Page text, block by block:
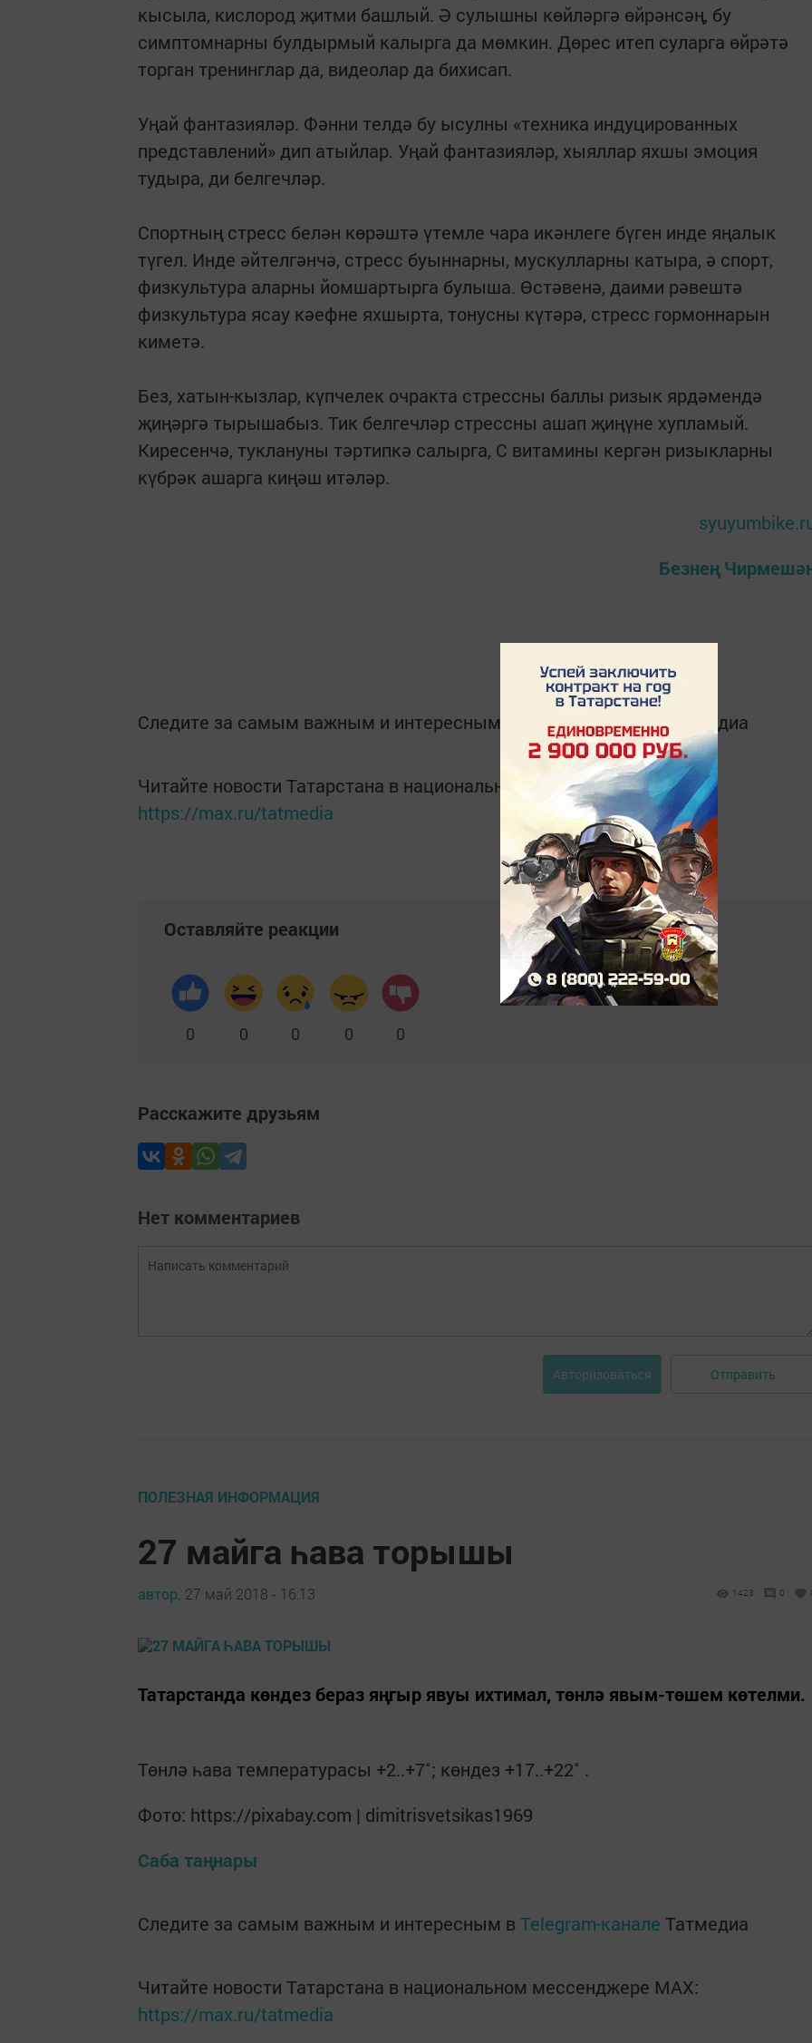
кысыла, кислород җитми башлый. Ә сулышны көйләргә өйрәнсәң, бу
симптомнарны булдырмый калырга да мөмкин. Дөрес итеп суларга өйрәтә
торган тренинглар да, видеолар да бихисап.
Уңай фантазияләр. Фәнни телдә бу ысулны «техника индуцированных
представлений» дип атыйлар. Уңай фантазияләр, хыяллар яхшы эмоция
тудыра, ди белгечләр.
Спортның стресс белән көрәштә үтемле чара икәнлеге бүген инде яңалык
түгел. Инде әйтелгәнчә, стресс буыннарны, мускулларны катыра, ә спорт,
физкультура аларны йомшартырга булыша. Өстәвенә, даими рәвештә
физкультура ясау кәефне яхшырта, тонусны күтәрә, стресс гормоннарын
киметә.
Без, хатын-кызлар, күпчелек очракта стрессны баллы ризык ярдәмендә
җиңәргә тырышабыз. Тик белгечләр стрессны ашап җиңүне хупламый.
Киресенчә, туклануны тәртипкә салырга, С витамины кергән ризыкларны
күбрәк ашарга киңәш итәләр.
Безнең
Следите за самым важным и интересным в Telegram-каналеТатмедиа
Читайте новости Татарстана в национальном мессенджере MАХ:
https://max.ru/tatmedia
Оставляйте реакции
0 0 0 0 0
Расскажите друзьям
Нет комментариев
Авторизоваться Отправить
ПОЛЕЗНАЯ ИНФОРМАЦИЯ
27 майга һава торышы
автор, 27 май 2018 - 16:13 1423 0
Татарстанда көндез бераз яңгыр явуы ихтимал, төнлә явым-төшем көтелми.
Төнлә һава температурасы +2..+7˚; көндез +17..+22˚ .
Фото: https://pixabay.com | dimitrisvetsikas1969
Саба таңнары
Следите за самым важным и интересным в Telegram-канале Татмедиа
Читайте новости Татарстана в национальном мессенджере MАХ:
https://max.ru/tatmedia